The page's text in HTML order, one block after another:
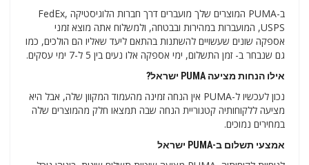
ב-PUMA המוצרים שלך מועברים דרך חברות הלוגיסטיקה FedEx,
USPS, המועברות במהירות ובבטחה, ולמשלוח אתה מוצא זמני
אספקה ​​שונים שעשויים להשתנות בהתאם ליעד שאליו הם הולכים, כמו
גם שנבחר ב- זמן התשלום, ימי אספקה ​​אלו נעים בין 5 ל-7 ימי עסקים.
אילו הנחות מציעה PUMA ישראל?
נכון לעכשיו ל-PUMA אין הנחה זמינה מהעמוד המקוון שלה, אבל היא
מציעה ללקוחותיה קטגוריית הנחה שבה תמצאו חלק מהמוצרים שלה
במחירים נמוכים.
אמצעי תשלום ב-PUMA ישראל